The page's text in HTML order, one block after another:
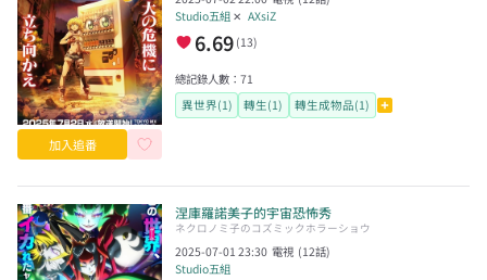
加入追番
Studio五組 ✕ AXsiZ
6.69 (13)
總記錄人數：71
異世界(1)
轉生(1) 轉生成物品(1)
涅庫羅諾美子的宇宙恐怖秀
ネクロノミ子のコズミックホラーショウ
2025-07-01 23:30 電視 (12話)
Studio五組